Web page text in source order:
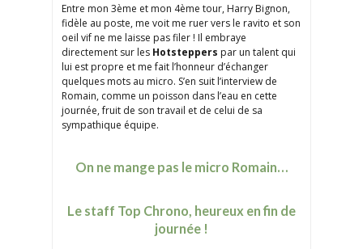
Entre mon 3ème et mon 4ème tour, Harry Bignon,
fidèle au poste, me voit me ruer vers le ravito et son
oeil vif ne me laisse pas filer ! Il embraye
directement sur les Hotsteppers par un talent qui
lui est propre et me fait l’honneur d’échanger
quelques mots au micro. S’en suit l’interview de
Romain, comme un poisson dans l’eau en cette
journée, fruit de son travail et de celui de sa
sympathique équipe.
On ne mange pas le micro Romain…
Le staff Top Chrono, heureux en fin de
journée !